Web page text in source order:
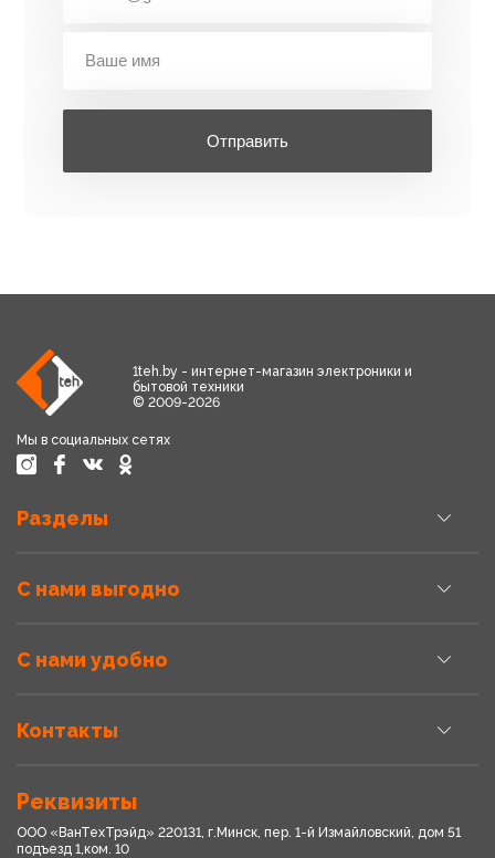
Отправить
1teh.by - интернет-магазин электроники и
бытовой техники
© 2009-2026
Мы в социальных сетях
Разделы
С нами выгодно
С нами удобно
Контакты
Реквизиты
ООО «ВанТехТрэйд» 220131, г.Минск, пер. 1-й Измайловский, дом 51
подъезд 1,ком. 10